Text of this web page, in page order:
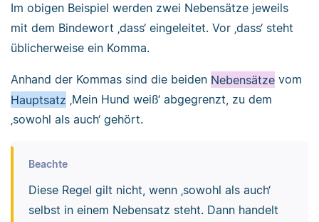
Im obigen Beispiel werden zwei Nebensätze jeweils
mit dem Bindewort ‚dass‘ eingeleitet. Vor ‚dass‘ steht
üblicherweise ein Komma.
Anhand der Kommas sind die beiden Nebensätze vom
Hauptsatz ‚Mein Hund weiß‘ abgegrenzt, zu dem
‚sowohl als auch‘ gehört.
Beachte
Diese Regel gilt nicht, wenn ‚sowohl als auch‘
selbst in einem Nebensatz steht. Dann handelt